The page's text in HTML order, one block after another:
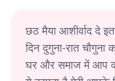
छठ मैया आशीर्वाद दे
दिन दुगुना-रात चौगुना
घर और समाज में आप